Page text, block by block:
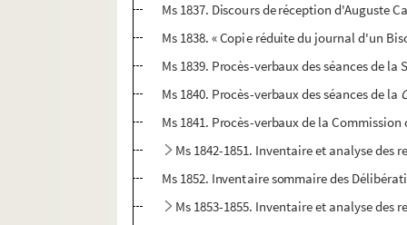
Ms 1837. Discours de réception d'Auguste
Ms 1838. « Copie réduite du journal d'un
Ms 1839. Procès-verbaux des séances de
Ms 1840. Procès-verbaux des séances de la
Ms 1841. Procès-verbaux de la
Ms 1842-1851. Inventaire et analyse des
Ms 1852. Inventaire sommaire des
Ms 1853-1855. Inventaire et analyse des